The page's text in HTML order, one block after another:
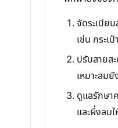
จัดระเบีย
เช่น กระ
ปรับสายส
เหมาะสม
ดูแลรักษา
และผึ่งลม